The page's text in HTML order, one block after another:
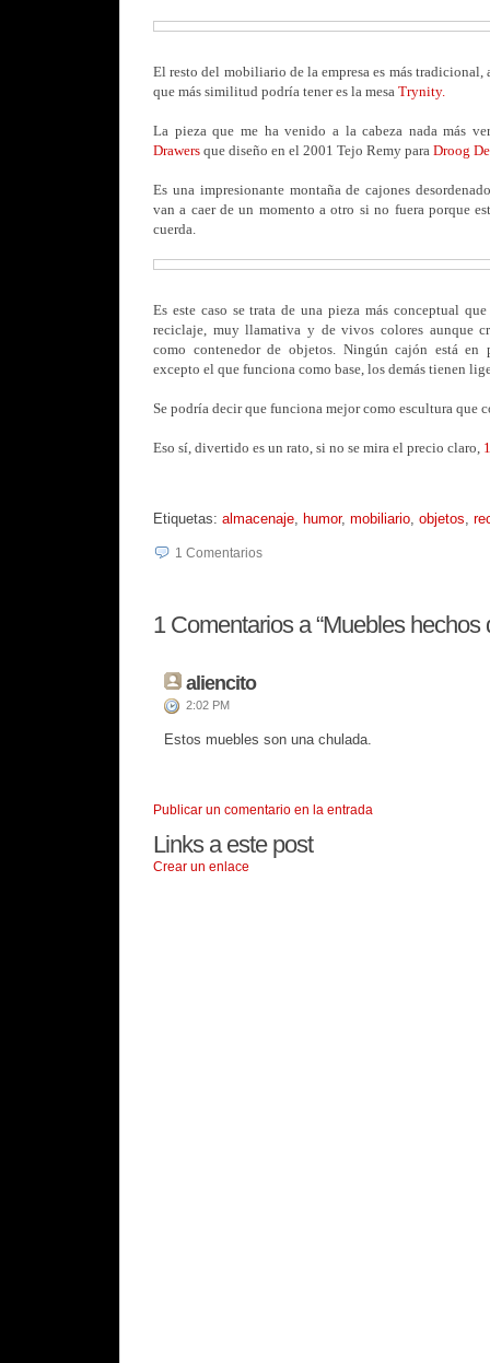
El resto del mobiliario de la empresa es más tradicional,
que más similitud podría tener es la mesa Trynity.
La pieza que me ha venido a la cabeza nada más
Drawers que diseño en el 2001 Tejo Remy para Droog
Es una impresionante montaña de cajones
van a caer de un momento a otro si no fuera porque
cuerda.
Es este caso se trata de una pieza más conceptual
reciclaje, muy llamativa y de vivos colores aunque
como contenedor de objetos. Ningún cajón está en
excepto el que funciona como base, los demás tienen
Se podría decir que funciona mejor como escultura que
Eso sí, divertido es un rato, si no se mira el precio claro,
Etiquetas: almacenaje humor, mobiliario objetos
1 Comentarios
1 Comentarios a “Muebles hechos
aliencito
2:02 PM
Estos muebles son una chulada.
Publicar un comentario en la entrada
Links a este post
Crear un enlace